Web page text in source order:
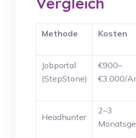
Methode Kosten
Jobportal
(StepStone)
€900–
€3.000/
Headhunter
2–3